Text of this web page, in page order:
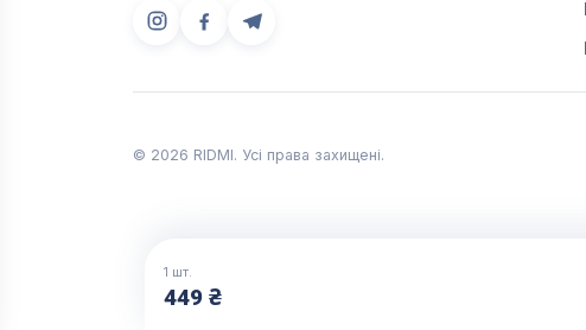
1 шт.
449 ₴
© 2026 RIDMI. Усі права захищені.